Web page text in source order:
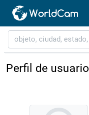
Perfil de usuario